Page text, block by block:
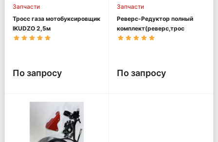
Запчасти
Тросс газа мотобуксировщик
IKUDZO 2,5м
По запросу
Запчасти
Реверс-Редуктор полный
комплект(реверс,трос
ревер., ручка)
По запросу